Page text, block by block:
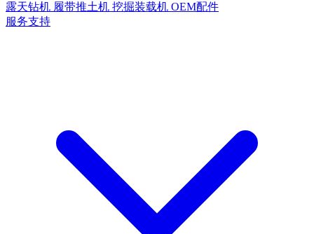
露天钻机 履带推土机 挖掘装载机 OEM配件
服务支持